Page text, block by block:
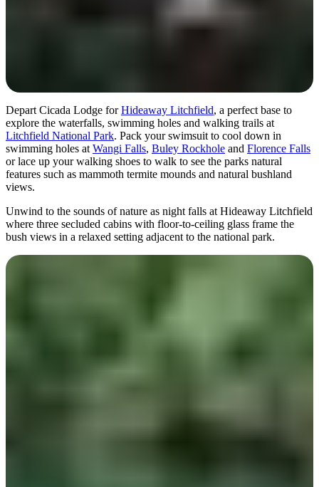
Depart Cicada Lodge forHideaway Litchfield, a perfect base to
explore the waterfalls, swimming holes and walking trails at
Litchfield National Park. Pack your swimsuit to cool down in
swimming holes at Wangi Falls, Buley Rockhole and Florence Falls
or lace up your walking shoes to walk to see the parks natural
features such as mammoth termite mounds and natural bushland
views.
Unwind to the sounds of nature as night falls at Hideaway Litchfield
where three secluded cabins with floor-to-ceiling glass frame the
bush views in a relaxed setting adjacent to the national park.
Day 6